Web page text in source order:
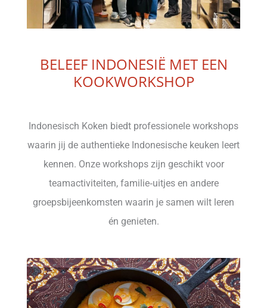
BELEEF INDONESIË MET EEN
KOOKWORKSHOP
Indonesisch Koken biedt professionele workshops
waarin jij de authentieke Indonesische keuken leert
kennen. Onze workshops zijn geschikt voor
teamactiviteiten, familie‑uitjes en andere
groepsbijeenkomsten waarin je samen wilt leren
én genieten.